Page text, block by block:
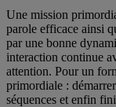
Une mission
parole efficace ainsi
par une bonne
interaction continue
attention. Pour un
primordiale :
séquences et enfin